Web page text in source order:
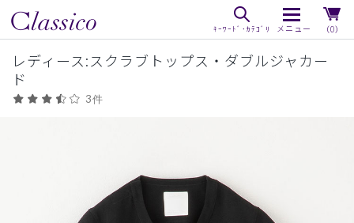
（0）
レディース:スクラブトップス・ダブルジャカー
ド
3件